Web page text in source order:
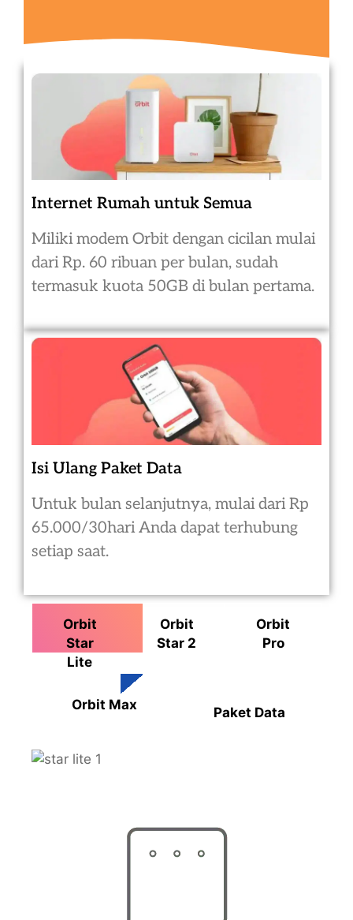
Internet Rumah untuk Semua
Miliki modem Orbit dengan cicilan mulai
dari Rp. 60 ribuan per bulan, sudah
termasuk kuota 50GB di bulan pertama.
Isi Ulang Paket Data
Untuk bulan selanjutnya, mulai dari Rp
65.000/30hari Anda dapat terhubung
setiap saat.
Orbit
Star
Lite
Orbit
Star 2
Orbit
Pro
Orbit Max Paket Data